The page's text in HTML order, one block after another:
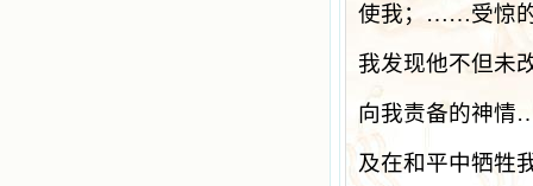
使我；……受惊的
我发现他不但未
向我责备的神情
及在和平中牺牲